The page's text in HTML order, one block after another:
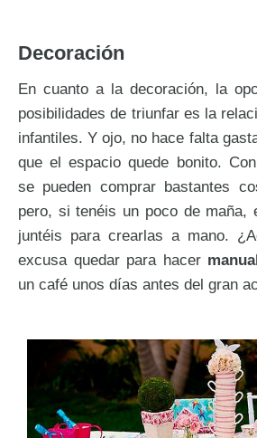
Decoración
En cuanto a la decoración, la
posibilidades de triunfar es la
infantiles. Y ojo, no hace falta
que el espacio quede bonito.
se pueden comprar bastantes
pero, si tenéis un poco de maña,
juntéis para crearlas a mano.
excusa quedar para hacer
un café unos días antes del gran